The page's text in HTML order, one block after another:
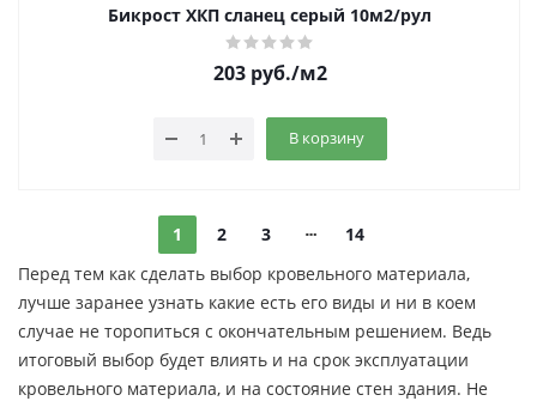
Бикрост ХКП сланец серый 10м2/рул
203руб./м2
В корзину
1 2 3
14
Перед тем как сделать выбор кровельного материала,
лучше заранее узнать какие есть его виды и ни в коем
случае не торопиться с окончательным решением. Ведь
итоговый выбор будет влиять и на срок эксплуатации
кровельного материала, и на состояние стен здания. Не